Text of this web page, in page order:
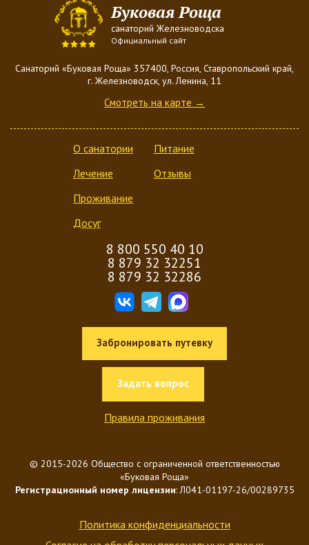
Буковая Роща
санаторий Железноводска
Официальный сайт
Санаторий «Буковая Роща» 357400, Россия, Ставропольский край,
г. Железноводск, ул. Ленина, 11
Смотреть на карте →
О санатории
Лечение
Проживание
Досуг
Питание
Отзывы
8 800 550 40 10
8 879 32 32251
8 879 32 32286
Забронировать путевку
Задать вопрос
Правила проживания
© 2015-2026 Общество с ограниченной ответственностью
«Буковая Роща»
Регистрационный номер лицензии: Л041-01197-26/00289735
Политика конфиденциальности